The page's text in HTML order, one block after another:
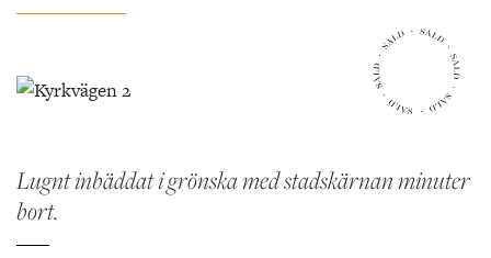
Lugnt inbäddat i grönska med stadskärnan minuter
bort.